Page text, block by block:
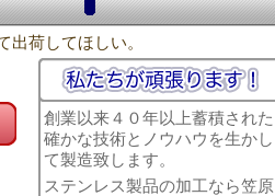
出荷してほしい。
創業以来４０年以上蓄積された
確かな技術とノウハウを生かし
て製造致します。
ステンレス製品の加工なら笠原